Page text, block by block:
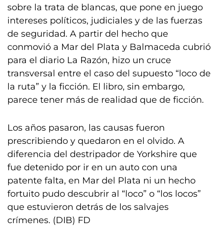
sobre la trata de blancas, que pone en juego
intereses políticos, judiciales y de las fuerzas
de seguridad. A partir del hecho que
conmovió a Mar del Plata y Balmaceda cubrió
para el diario La Razón, hizo un cruce
transversal entre el caso del supuesto “loco de
la ruta” y la ficción. El libro, sin embargo,
parece tener más de realidad que de ficción.
Los años pasaron, las causas fueron
prescribiendo y quedaron en el olvido. A
diferencia del destripador de Yorkshire que
fue detenido por ir en un auto con una
patente falta, en Mar del Plata ni un hecho
fortuito pudo descubrir al “loco” o “los locos”
que estuvieron detrás de los salvajes
crímenes. (DIB) FD